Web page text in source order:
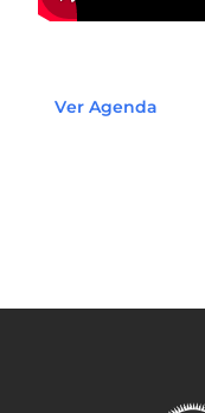
Ver Agenda